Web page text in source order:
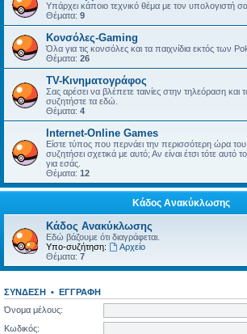
Υπάρχει κάποιο τεχνικό θέμα με τον υπολογιστή
Θέματα: 9
Kονσόλες-Gaming
Όλα για τις κονσόλες και τα παιχνίδια εκτός των
Θέματα: 26
TV-Κινηματογράφος
Σας αρέσει να βλέπετε ταινίες στην τηλεόραση και
συζητήστε τα εδώ.
Θέματα: 4
Internet-Online Games
Είστε τύπος που περνάει την περισσότερη ώρα
συζητήσει σχετικά με αυτό; Αν είναι έτσι τότε αυτό
για εσάς.
Θέματα: 12
Κάδος Ανακύκλωσης
Κάδος Ανακύκλωσης
Εδώ βάζουμε ότι διαγράφεται.
Υπο-συζήτηση:
Αρχείο
Θέματα: 7
ΣΎΝΔΕΣΗ • ΕΓΓΡΑΦΉ
Όνομα μέλους:
Κωδικός: